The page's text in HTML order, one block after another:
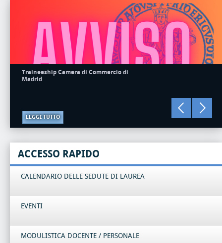
Traineeship Camera di Commercio di
Madrid
LEGGI TUTTO
ACCESSO RAPIDO
CALENDARIO DELLE SEDUTE DI LAUREA
EVENTI
MODULISTICA DOCENTE / PERSONALE